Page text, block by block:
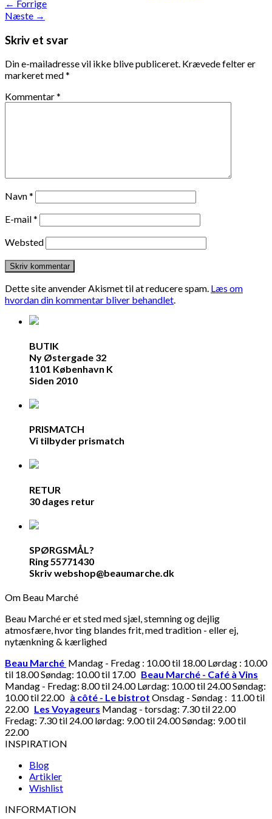
← Forrige
Næste →
Skriv et svar
Din e-mailadresse vil ikke blive publiceret. Krævede felter er
markeret med*
Kommentar*
Navn*
E-mail*
Websted
Dette site anvender Akismet til at reducere spam. Læs om
hvordan din kommentar bliver behandlet.
BUTIK
Ny Østergade 32
1101 København K
Siden 2010
PRISMATCH
Vi tilbyder prismatch
RETUR
30 dages retur
SPØRGSMÅL?
Ring 55771430
Skriv webshop@beaumarche.dk
Om Beau Marché
Beau Marché er et sted med sjæl, stemning og dejlig
atmosfære, hvor ting blandes frit, med tradition - eller ej,
nytænkning & kærlighed
Beau Marché Mandag - Fredag : 10.00 til 18.00 Lørdag : 10.00
til 18.00 Søndag: 10.00 til 17.00 Beau Marché - Café à Vins
Mandag - Fredag: 8.00 til 24.00 Lørdag: 10.00 til 24.00 Søndag:
10.00 til 22.00 à côté - Le bistrot Onsdag - Søndag : 11.00 til
22.00 Les Voyageurs Mandag - torsdag: 7.30 til 22.00
Fredag: 7.30 til 24.00 lørdag: 9.00 til 24.00 Søndag: 9.00 til
22.00
INSPIRATION
Blog
Artikler
Wishlist
INFORMATION